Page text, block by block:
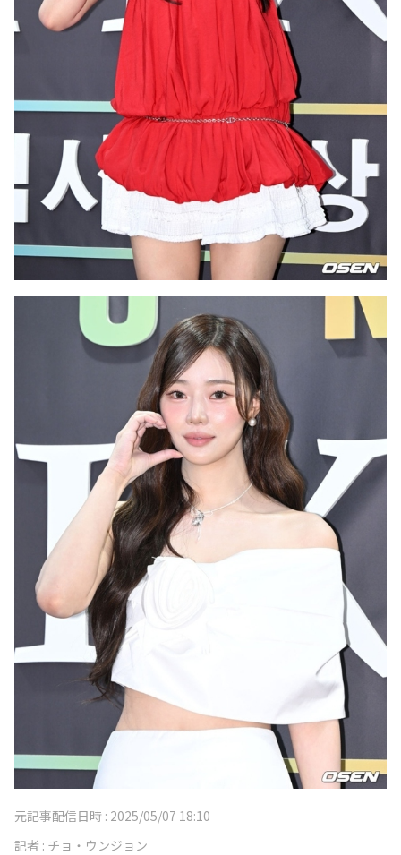
元記事配信日時 : 2025/05/07 18:10
記者 : チョ・ウンジョン